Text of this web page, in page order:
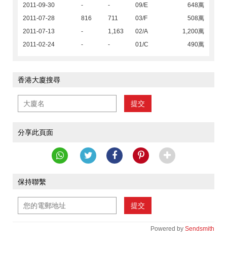
2011-09-30
- - 09/E
648萬
2011-07-28
816 711 03/F
508萬
2011-07-13
- 1,163 02/A
1,200萬
2011-02-24
- - 01/C 490萬
香港大廈搜尋
提交
分享此頁面
保持聯繫
提交
Powered by Sendsmith